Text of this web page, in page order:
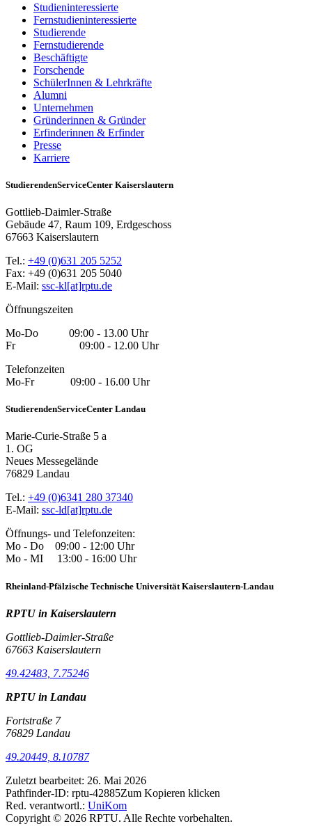
Studieninteressierte
Fernstudieninteressierte
Studierende
Fernstudierende
Beschäftigte
Forschende
SchülerInnen & Lehrkräfte
Alumni
Unternehmen
Gründerinnen & Gründer
Erfinderinnen & Erfinder
Presse
Karriere
StudierendenServiceCenter Kaiserslautern
Gottlieb-Daimler-Straße
Gebäude 47, Raum 109, Erdgeschoss
67663 Kaiserslautern
Tel.: +49 (0)631 205 5252
Fax: +49 (0)631 205 5040
E-Mail: ssc-kl[at]rptu.de
Öffnungszeiten
Mo-Do 09:00 - 13.00 Uhr
Fr 09:00 - 12.00 Uhr
Telefonzeiten
Mo-Fr 09:00 - 16.00 Uhr
StudierendenServiceCenter Landau
Marie-Curie-Straße 5 a
1. OG
Neues Messegelände
76829 Landau
Tel.: +49 (0)6341 280 37340
E-Mail: ssc-ld[at]rptu.de
Öffnungs- und Telefonzeiten:
Mo - Do 09:00 - 12:00 Uhr
Mo - MI 13:00 - 16:00 Uhr
Rheinland-Pfälzische Technische Universität Kaiserslautern-Landau
RPTU in Kaiserslautern
Gottlieb-Daimler-Straße
67663 Kaiserslautern
49.42483, 7.75246
RPTU in Landau
Fortstraße 7
76829 Landau
49.20449, 8.10787
Zuletzt bearbeitet: 26. Mai 2026
Pathfinder-ID: rptu-42885Zum Kopieren klicken
Red. verantwortl.: UniKom
Copyright © 2026 RPTU. Alle Rechte vorbehalten.